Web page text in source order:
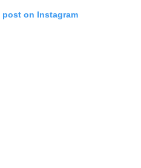
post on Instagram